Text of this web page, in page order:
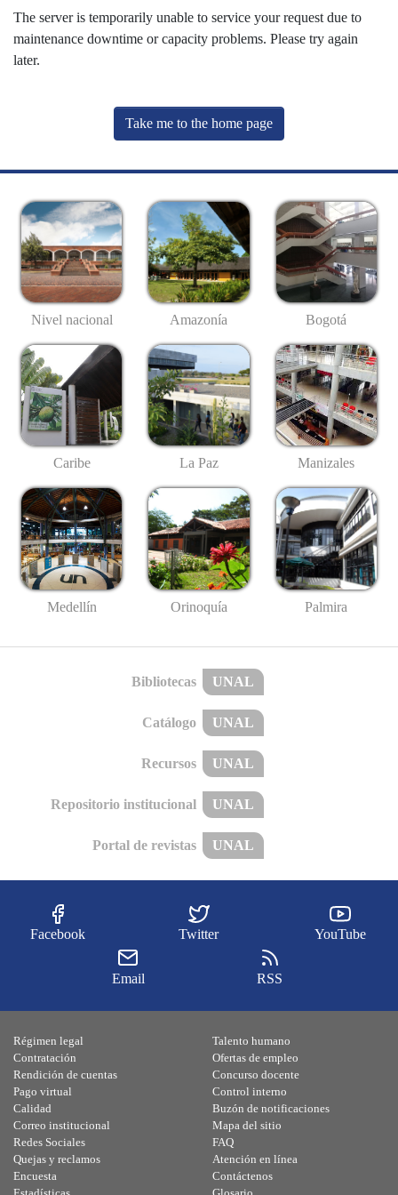
The server is temporarily unable to service your request due to
maintenance downtime or capacity problems. Please try again
later.
Take me to the home page
Nivel nacional Amazonía Bogotá
Caribe La Paz Manizales
Medellín Orinoquía Palmira
Bibliotecas UNAL
Catálogo UNAL
Recursos UNAL
Repositorio institucional UNAL
Portal de revistas UNAL
Facebook Twitter YouTube
Email RSS
Régimen legal
Contratación
Rendición de cuentas
Pago virtual
Calidad
Talento humano
Ofertas de empleo
Concurso docente
Control interno
Buzón de notificaciones
Correo institucional
Redes Sociales
Quejas y reclamos
Encuesta
Mapa del sitio
FAQ
Atención en línea
Contáctenos